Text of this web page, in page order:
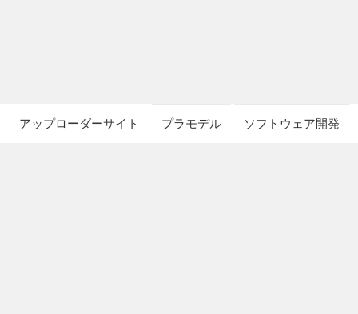
アップローダーサイト プラモデル ソフトウェア開発